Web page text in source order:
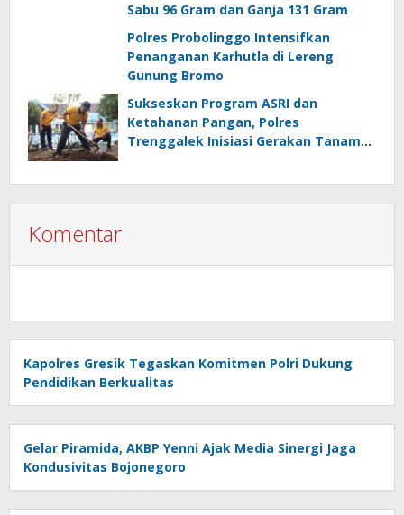
Sabu 96 Gram dan Ganja 131 Gram
Polres Probolinggo Intensifkan
Penanganan Karhutla di Lereng
Gunung Bromo
Sukseskan Program ASRI dan
Ketahanan Pangan, Polres
Trenggalek Inisiasi Gerakan Tanam
Komentar
Kapolres Gresik Tegaskan Komitmen Polri Dukung
Pendidikan Berkualitas
Gelar Piramida, AKBP Yenni Ajak Media Sinergi Jaga
Kondusivitas Bojonegoro